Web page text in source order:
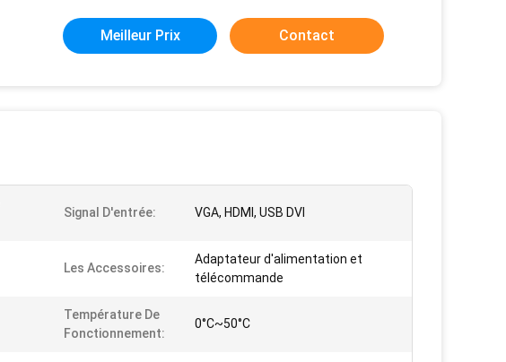
Meilleur Prix Contact
Signal D'entrée: VGA, HDMI, USB DVI
Les Accessoires:
Adaptateur d'alimentation et
télécommande
Température De
Fonctionnement:
0°C~50°C